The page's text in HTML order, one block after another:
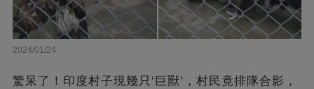
2024/01/24
驚呆了！印度村子現幾只‘巨獸’，村民竟排隊合影，